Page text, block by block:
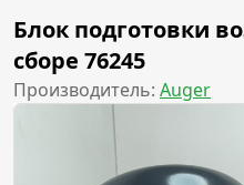
Блок подготовки
сборе 76245
Производитель: Auger